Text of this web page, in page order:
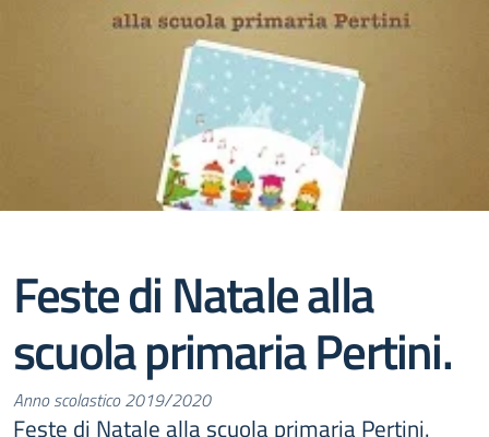
Feste di Natale alla
scuola primaria Pertini.
Anno scolastico 2019/2020
Feste di Natale alla scuola primaria Pertini.